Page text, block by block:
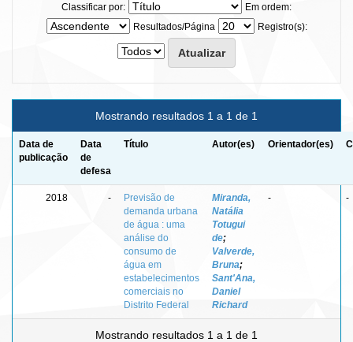
Classificar por:
Em ordem:
Resultados/Página
Registro(s):
Mostrando resultados 1 a 1 de 1
Data de
publicação
Data
de
defesa
Título Autor(es) Orientador(es)
2018 -
Previsão de
demanda urbana
de água : uma
análise do
consumo de
água em
estabelecimentos
comerciais no
Distrito Federal
Miranda,
Natália
Totugui
de;
Valverde,
Bruna;
Sant'Ana,
Daniel
Richard
- -
Mostrando resultados 1 a 1 de 1